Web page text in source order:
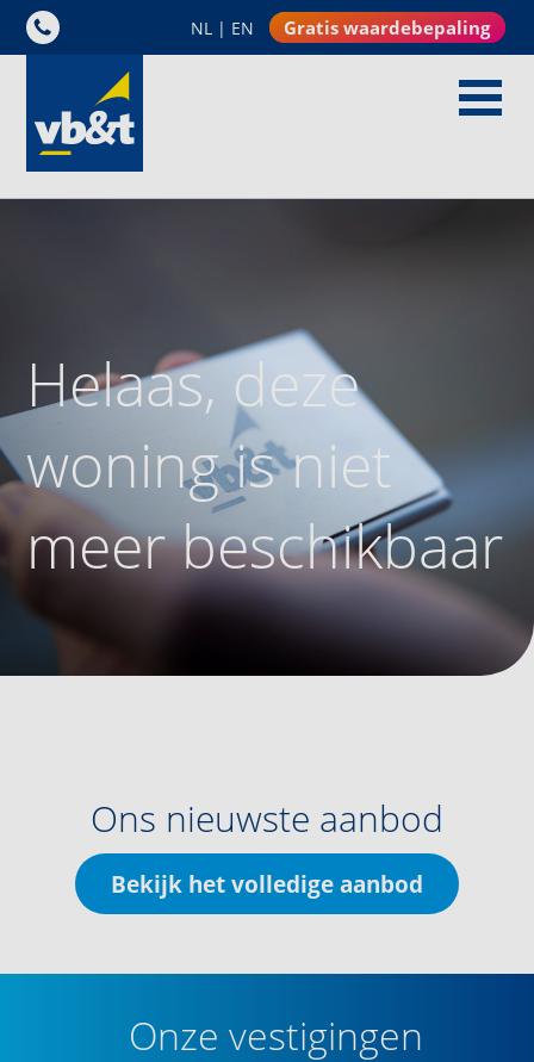
NL | EN Gratis waardebepaling
Helaas, deze
woning is niet
meer beschikbaar
Ons nieuwste aanbod
Bekijk het volledige aanbod
Onze vestigingen